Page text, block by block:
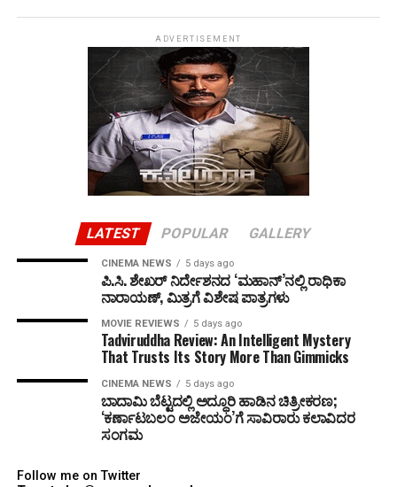
ADVERTISEMENT
LATEST POPULAR GALLERY
CINEMA NEWS 5 days ago
ಪಿ.ಸಿ. ಶೇಖರ್ ನಿರ್ದೇಶನದ ‘ಮಹಾನ್’ನಲ್ಲಿ ರಾಧಿಕಾ
ನಾರಾಯಣ್, ಮಿತ್ರಗೆ ವಿಶೇಷ ಪಾತ್ರಗಳು
MOVIE REVIEWS 5 days ago
Tadviruddha Review: An Intelligent Mystery
That Trusts Its Story More Than Gimmicks
CINEMA NEWS 5 days ago
ಬಾದಾಮಿ ಬೆಟ್ಟದಲ್ಲಿ ಅದ್ಧೂರಿ ಹಾಡಿನ ಚಿತ್ರೀಕರಣ;
‘ಕರ್ಣಾಟಬಲಂ ಅಜೇಯಂ’ಗೆ ಸಾವಿರಾರು ಕಲಾವಿದರ
ಸಂಗಮ
Follow me on Twitter